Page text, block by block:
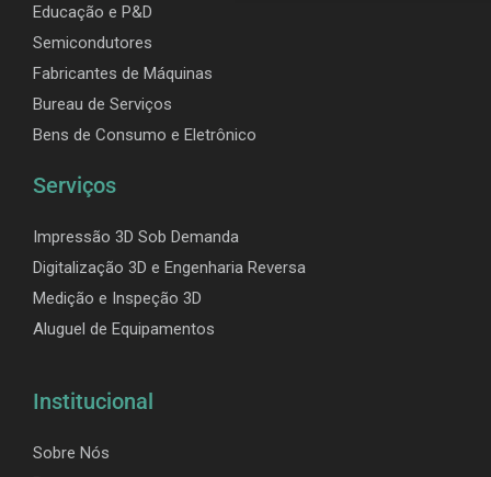
Educação e P&D
Semicondutores
Fabricantes de Máquinas
Bureau de Serviços
Bens de Consumo e Eletrônico
Serviços
Impressão 3D Sob Demanda
Digitalização 3D e Engenharia Reversa
Medição e Inspeção 3D
Aluguel de Equipamentos
Institucional
Sobre Nós